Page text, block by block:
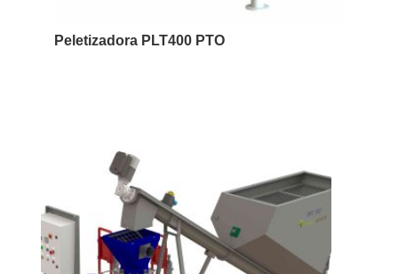
Peletizadora PLT400 PTO